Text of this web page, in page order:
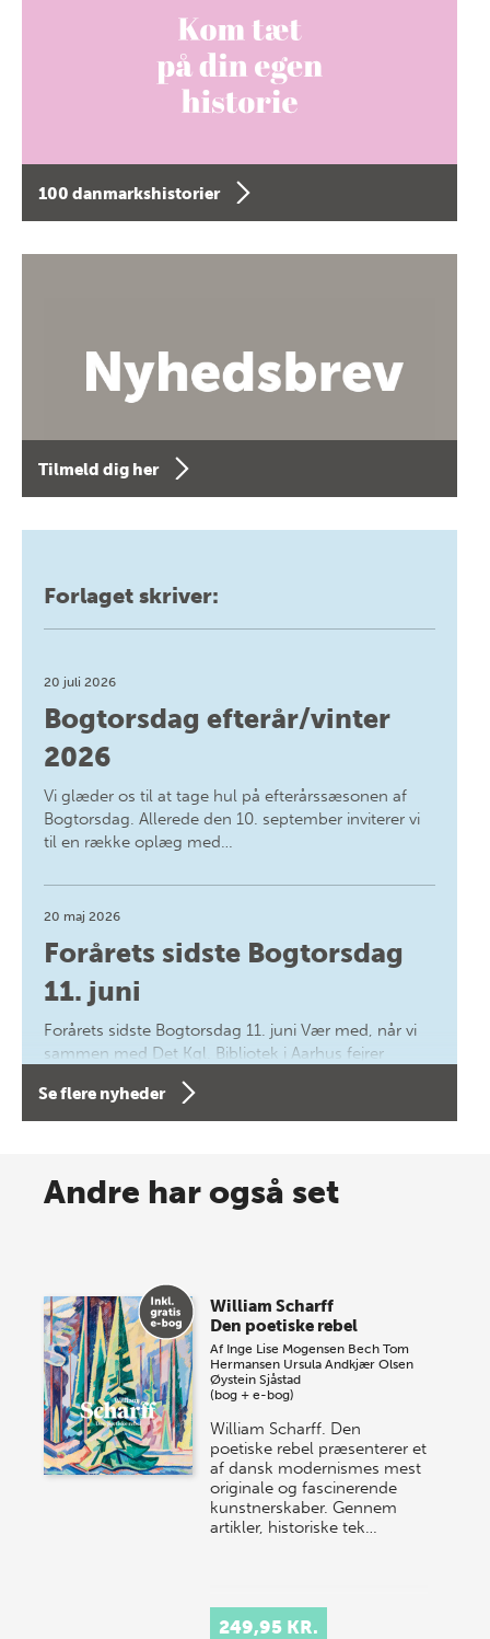
100 danmarkshistorier
Tilmeld dig her
Forlaget skriver:
20 juli 2026
Bogtorsdag efterår/vinter
2026
Vi glæder os til at tage hul på efterårssæsonen af
Bogtorsdag. Allerede den 10. september inviterer vi
til en række oplæg med…
20 maj 2026
Forårets sidste Bogtorsdag
11. juni
Forårets sidste Bogtorsdag 11. juni Vær med, når vi
sammen med Det Kgl. Bibliotek i Aarhus fejrer
forfatterne bag vores nyes…
Spar op til 70% til sommer-
store sommer-lagersalg, så sæt kryds i kalenderen
onsdag den 10. j…
Se flere nyheder
Andre har også set
William Scharff
Den poetiske rebel
Af Inge Lise Mogensen Bech Tom
Hermansen Ursula Andkjær Olsen
Øystein Sjåstad
(bog + e-bog)
William Scharff. Den
poetiske rebel præsenterer et
af dansk modernismes mest
originale og fascinerende
kunstnerskaber. Gennem
artikler, historiske tek…
249,95 KR.